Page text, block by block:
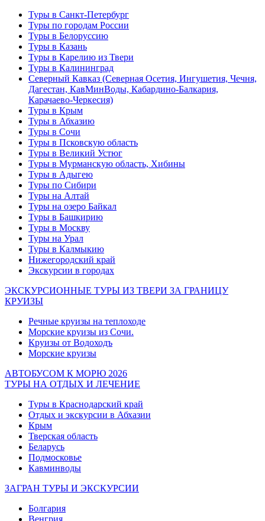
Туры в Санкт-Петербург
Туры по городам России
Туры в Белоруссию
Туры в Казань
Туры в Карелию из Твери
Туры в Калининград
Северный Кавказ (Северная Осетия, Ингушетия, Чечня,
Дагестан, КавМинВоды, Кабардино-Балкария,
Карачаево-Черкесия)
Туры в Крым
Туры в Абхазию
Туры в Сочи
Туры в Псковскую область
Туры в Великий Устюг
Туры в Мурманскую область, Хибины
Туры в Адыгею
Туры по Сибири
Туры на Алтай
Туры на озеро Байкал
Туры в Башкирию
Туры в Москву
Туры на Урал
Туры в Калмыкию
Нижегородский край
Экскурсии в городах
ЭКСКУРСИОННЫЕ ТУРЫ ИЗ ТВЕРИ ЗА ГРАНИЦУ
КРУИЗЫ
Речные круизы на теплоходе
Морские круизы из Сочи.
Круизы от Водоходъ
Морские круизы
АВТОБУСОМ К МОРЮ 2026
ТУРЫ НА ОТДЫХ И ЛЕЧЕНИЕ
Туры в Краснодарский край
Отдых и экскурсии в Абхазии
Крым
Тверская область
Беларусь
Подмосковье
Кавминводы
ЗАГРАН ТУРЫ И ЭКСКУРСИИ
Болгария
Венгрия